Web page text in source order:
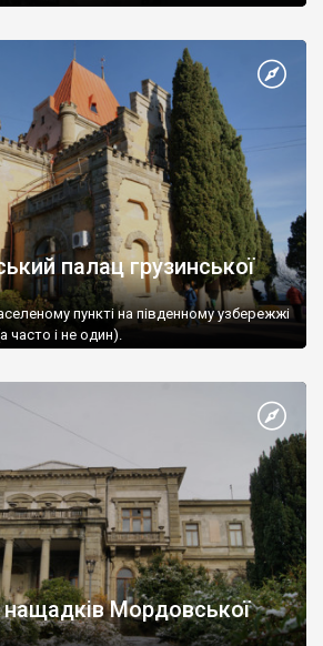
палац грузинської
пункті на південному узбережжі
часто і не один).
Мордовської